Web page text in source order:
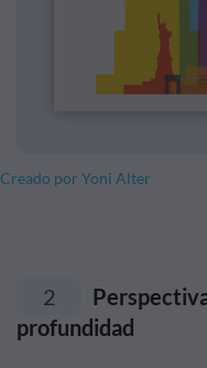
Creado por Yoni Alter
2
profundidad